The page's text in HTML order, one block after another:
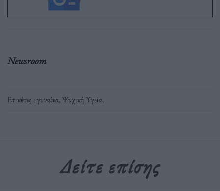
Newsroom
Ετικέτες :γυναίκα,Ψυχική Υγεία.
Δείτε επίσης